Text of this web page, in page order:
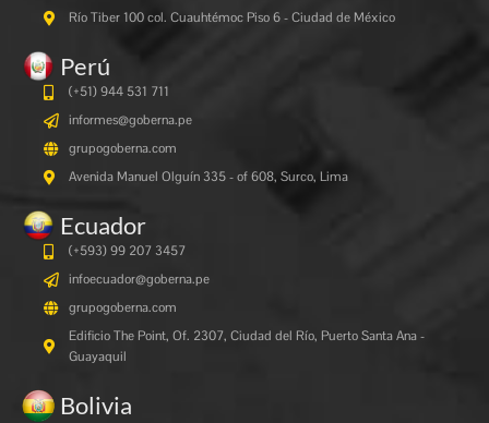
Río Tiber 100 col. Cuauhtémoc Piso 6 - Ciudad de México
Perú
(+51) 944 531 711
informes@goberna.pe
grupogoberna.com
Avenida Manuel Olguín 335 - of 608, Surco, Lima
Ecuador
(+593) 99 207 3457
infoecuador@goberna.pe
grupogoberna.com
Edificio The Point, Of. 2307, Ciudad del Río, Puerto Santa Ana -
Guayaquil
Bolivia